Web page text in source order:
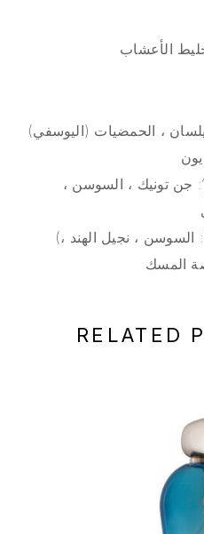
الأعشاب
، الحمضيات (اليوسفي)
جن تونيك ، السوسن ،
(قاعدة العطر”النوتة السفلى”: السوسن ، نجيل الهند ،
المسك
RELATED